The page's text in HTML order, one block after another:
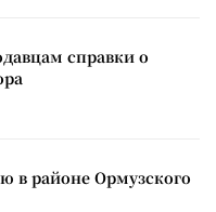
справки о
в районе Ормузского